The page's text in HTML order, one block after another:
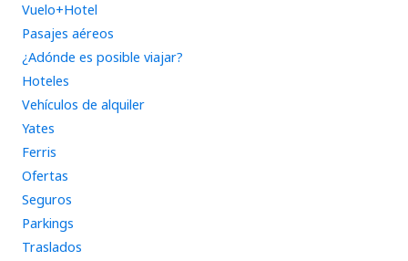
Vuelo+Hotel
Pasajes aéreos
¿Adónde es posible viajar?
Hoteles
Vehículos de alquiler
Yates
Ferris
Ofertas
Seguros
Parkings
Traslados